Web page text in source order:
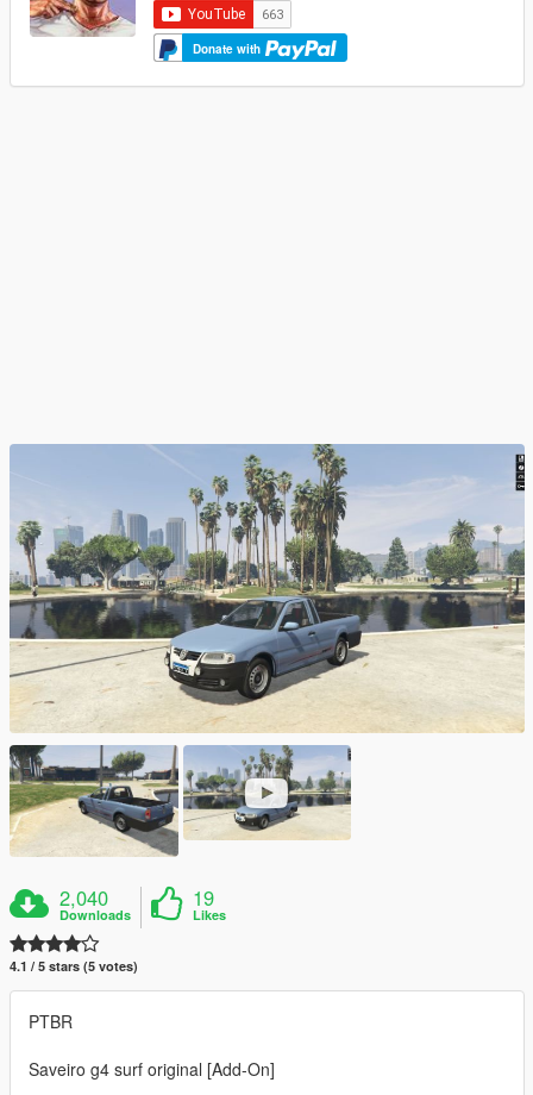
Donate with
2,040
Downloads
19
Likes
4.1 / 5 stars (5 votes)
PTBR
Saveiro g4 surf original [Add-On]